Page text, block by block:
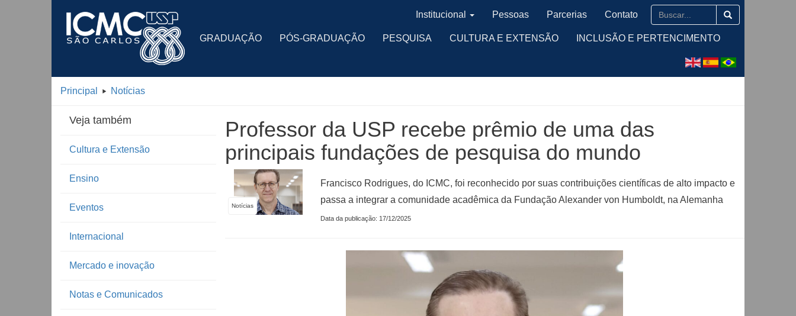
GRADUAÇÃO PÓS-GRADUAÇÃO PESQUISA CULTURA E EXTENSÃO INCLUSÃO E PERTENCIMENTO
Institucional Pessoas Parcerias Contato
Principal Notícias
Veja também
Cultura e Extensão
Ensino
Eventos
Internacional
Mercado e inovação
Notas e Comunicados
Professor da USP recebe prêmio de uma das
principais fundações de pesquisa do mundo
Notícias
Francisco Rodrigues, do ICMC, foi reconhecido por suas contribuições científicas de alto impacto e
passa a integrar a comunidade acadêmica da Fundação Alexander von Humboldt, na Alemanha
Data da publicação: 17/12/2025